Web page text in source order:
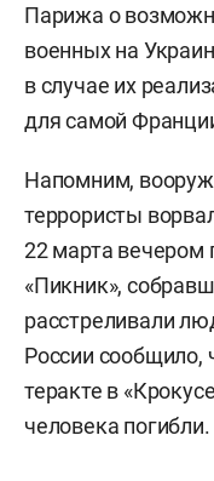
Парижа о
военных на
в случае их
для самой
Напомним,
террористы
22 марта вечером
«Пикник»,
расстреливали
России сообщило,
теракте в
человека погибли.